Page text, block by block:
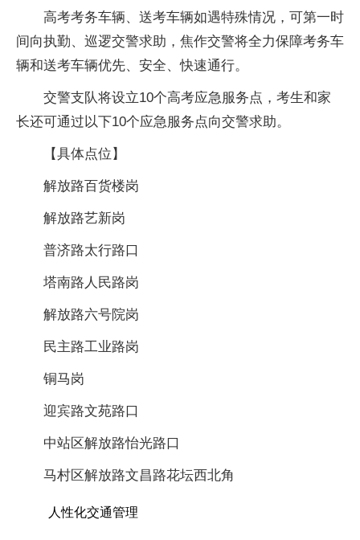
高考考务车辆、送考车辆如遇特殊情况，可第一时
间向执勤、巡逻交警求助，焦作交警将全力保障考务车
辆和送考车辆优先、安全、快速通行。
交警支队将设立10个高考应急服务点，考生和家
长还可通过以下10个应急服务点向交警求助。
【具体点位】
解放路百货楼岗
解放路艺新岗
普济路太行路口
塔南路人民路岗
解放路六号院岗
民主路工业路岗
铜马岗
迎宾路文苑路口
中站区解放路怡光路口
马村区解放路文昌路花坛西北角
人性化交通管理